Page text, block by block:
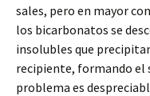
sales, pero en mayor
los bicarbonatos se
insolubles que
recipiente, formando el
problema es